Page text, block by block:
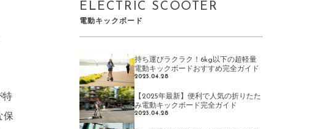
特
保
ELECTRIC SCOOTER
電動キックボード
持ち運びラクラク！6kg以下の超軽量
電動キックボードおすすめ完全ガイド
2025.04.28
【2025年最新】便利で人気の折りたた
み電動キックボード完全ガイド
2025.04.28